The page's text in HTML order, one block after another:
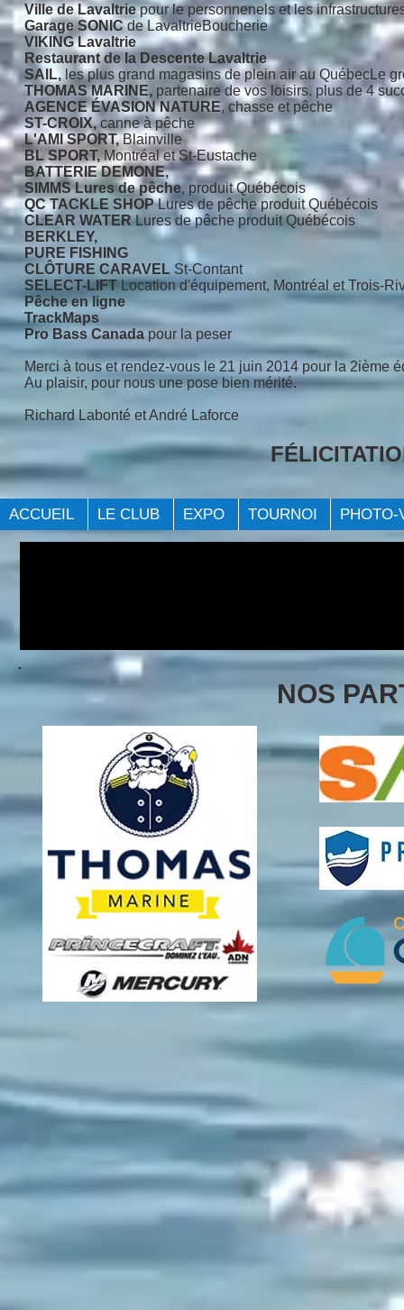
Ville de Lavaltriepour le personnenels et les
Garage SONICde LavaltrieBoucherie
VIKING Lavaltrie
Restaurant de la Descente Lavaltrie
SAIL, les plus grand magasins de plein air au QuébecLe
THOMAS MARINE, partenaire de vos loisirs. plus de 4
AGENCE ÉVASION NATURE, chasse et pêche
ST-CROIX,canne à pêche
L'AMI SPORT,Blainville
BL SPORT,Montréal et St-Eustache
BATTERIE DEMONE,
SIMMS Lures de pêche, produit Québécois
QC TACKLE SHOPLures de pêche produit Québécois
CLEAR WATERLures de pêche produit Québécois
BERKLEY,
PURE FISHING
CLÔTURE CARAVEL St-Contant
SELECT-LIFT Location d'équipement, Montréal et Trois-
Pêche en ligne
TrackMaps
Pro Bass Canada pour la peser
Merci à tous et rendez-vous le 21 juin 2014 pour la 2ième
Au plaisir, pour nous une pose bien mérité.
Richard Labonté et André Laforce
ACCUEIL LE CLUB EXPO TOURNOI PHOTO-
NOS